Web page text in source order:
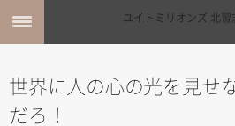
MENU
ホーム
世界に人の心の光を見せ
だろ！